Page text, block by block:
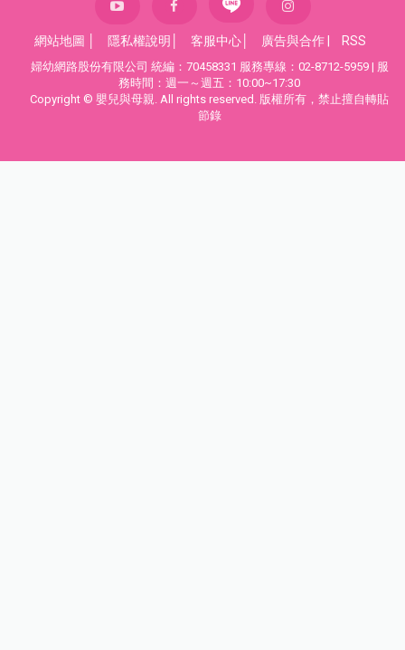
網站地圖 隱私權說明 客服中心 廣告與合作 RSS
婦幼網路股份有限公司 統編：70458331 服務專線：02-8712-5959 | 服
務時間：週一～週五：10:00~17:30
Copyright © 嬰兒與母親. All rights reserved. 版權所有，禁止擅自轉貼
節錄